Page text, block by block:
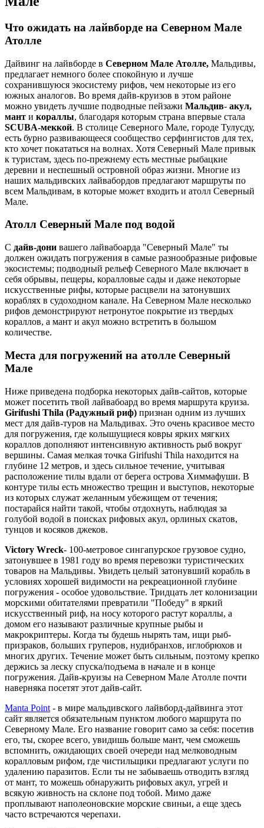
Что ожидать на лайвборде на Северном Мале
Атолле
Дайвинг на лайвборде в Северном Мале Атолле, Мальдивы,
предлагает немного более спокойную и лучше
сохранившуюся экосистему рифов, чем некоторые из его
южных аналогов. Во время дайв-круизов в этом районе
можно увидеть лучшие подводные пейзажи Мальдив- акул,
мант и кораллы, благодаря которым страна впервые стала
SCUBA-меккой. В столице Северного Мале, городе Тулусду,
есть бурно развивающееся сообщество серфингистов для тех,
кто хочет покататься на волнах. Хотя Северный Мале привык
к туристам, здесь по-прежнему есть местные рыбацкие
деревни и неспешный островной образ жизни. Многие из
наших мальдивских лайвабордов предлагают маршруты по
всем Мальдивам, в которые может входить и атолл Северный
Мале.
Атолл Северный Мале под водой
С дайв-дони вашего лайвабоарда "Северный Мале" ты
должен ожидать погружения в самые разнообразные рифовые
экосистемы; подводный рельеф Северного Мале включает в
себя обрывы, пещеры, коралловые сады и даже некоторые
искусственные рифы, которые расцвели на затонувших
кораблях в судоходном канале. На Северном Мале несколько
рифов демонстрируют нетронутое покрытие из твердых
кораллов, а мант и акул можно встретить в большом
количестве.
Места для погружений на атолле Северный
Мале
Ниже приведена подборка некоторых дайв-сайтов, которые
может посетить твой лайвабоард во время маршрута круиза.
Girifushi Thila (Радужный риф) признан одним из лучших
мест для дайв-туров на Мальдивах. Это очень красивое место
для погружения, где колышущиеся ковры ярких мягких
кораллов дополняют интенсивную активность рыб вокруг
вершины. Самая мелкая точка Girifushi Thila находится на
глубине 12 метров, и здесь сильное течение, учитывая
расположение тилы вдали от берега острова Химмафуши. В
контуре тилы есть множество трещин и выступов, некоторые
из которых служат желанным убежищем от течения;
постарайся найти такой, чтобы отдохнуть, наблюдая за
голубой водой в поисках рифовых акул, орлиных скатов,
тунцов и косяков джеков.
Victory Wreck- 100-метровое сингапурское грузовое судно,
затонувшее в 1981 году во время перевозки туристических
товаров на Мальдивы. Увидеть целый затонувший корабль в
условиях хорошей видимости на рекреационной глубине
погружения - особое удовольствие. Тридцать лет колонизации
морскими обитателями превратили "Победу" в яркий
искусственный риф, на носу которого растут кораллы, а
домом его называют различные крупные рыбы и
макрокриптеры. Когда ты будешь нырять там, ищи рыб-
призраков, больших груперов, нудибранхов, иглобрюхов и
многих других. Течение может быть сильным, поэтому крепко
держись за леску спуска/подъема в начале и в конце
погружения. Дайв-круизы на Северном Мале Атолле почти
наверняка посетят этот дайв-сайт.
Manta Point - в мире мальдивского лайвборд-дайвинга этот
сайт является обязательным пунктом любого маршрута по
Северному Мале. Его название говорит само за себя: посетив
его, ты, скорее всего, увидишь больше мант, чем сможешь
вспомнить, ожидающих своей очереди над мелководным
коралловым рифом, где чистильщики предлагают услуги по
удалению паразитов. Если ты не забываешь отводить взгляд
от мант, то можешь обнаружить рифовых акул, угрей и
всякую живность на склоне под тобой. Мимо даже
проплывают наполеоновские морские свиньи, а еще здесь
часто встречаются черепахи.